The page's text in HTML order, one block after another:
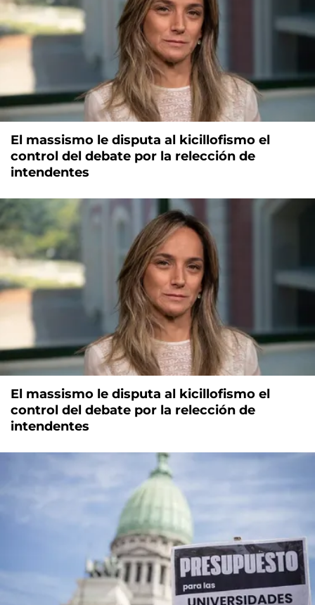
El massismo le disputa al kicillofismo el
control del debate por la relección de
intendentes
El massismo le disputa al kicillofismo el
control del debate por la relección de
intendentes